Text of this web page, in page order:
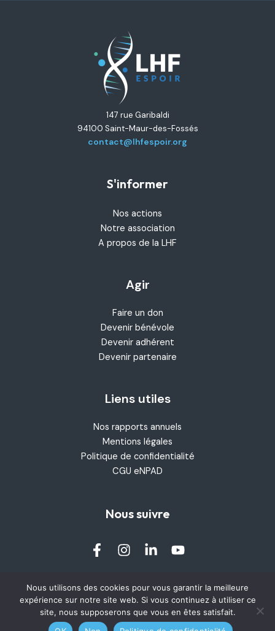
147 rue Garibaldi
94100 Saint-Maur-des-Fossés
contact@lhfespoir.org
S'informer
Nos actions
Notre association
A propos de la LHF
Agir
Faire un don
Devenir bénévole
Devenir adhérent
Devenir partenaire
Liens utiles
Nos rapports annuels
Mentions légales
Politique de confidentialité
CGU eNPAD
Nous suivre
Contactez-nous
Nous utilisons des cookies pour vous garantir la meilleure
expérience sur notre site web. Si vous continuez à utiliser ce
site, nous supposerons que vous en êtes satisfait.